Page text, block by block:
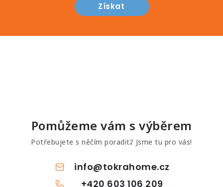
Získat
Pomůžeme vám s výběrem
Potřebujete s něčím poradit? Jsme tu pro vás!
info@tokrahome.cz
+420 603 106 209